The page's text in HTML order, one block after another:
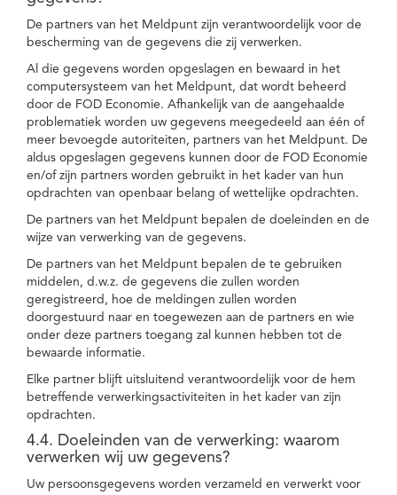
De partners van het Meldpunt zijn verantwoordelijk voor de
bescherming van de gegevens die zij verwerken.
Al die gegevens worden opgeslagen en bewaard in het
computersysteem van het Meldpunt, dat wordt beheerd
door de FOD Economie. Afhankelijk van de aangehaalde
problematiek worden uw gegevens meegedeeld aan één of
meer bevoegde autoriteiten, partners van het Meldpunt. De
aldus opgeslagen gegevens kunnen door de FOD Economie
en/of zijn partners worden gebruikt in het kader van hun
opdrachten van openbaar belang of wettelijke opdrachten.
De partners van het Meldpunt bepalen de doeleinden en de
wijze van verwerking van de gegevens.
De partners van het Meldpunt bepalen de te gebruiken
middelen, d.w.z. de gegevens die zullen worden
geregistreerd, hoe de meldingen zullen worden
doorgestuurd naar en toegewezen aan de partners en wie
onder deze partners toegang zal kunnen hebben tot de
bewaarde informatie.
Elke partner blijft uitsluitend verantwoordelijk voor de hem
betreffende verwerkingsactiviteiten in het kader van zijn
opdrachten.
4.4. Doeleinden van de verwerking: waarom
verwerken wij uw gegevens?
Uw persoonsgegevens worden verzameld en verwerkt voor